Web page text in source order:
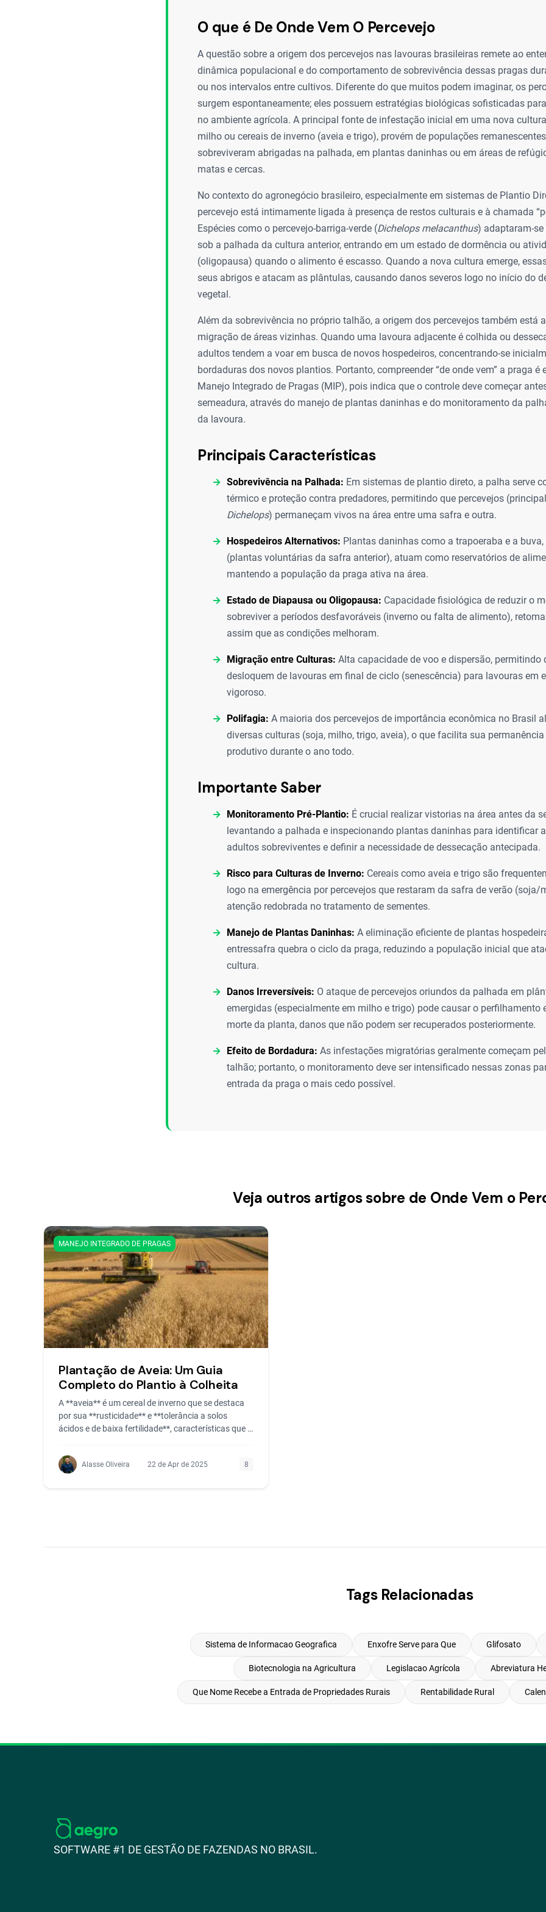
O que é De Onde Vem O Percevejo
A questão sobre a origem dos percevejos nas lavouras brasileiras remete ao
dinâmica populacional e do comportamento de sobrevivência dessas pragas
ou nos intervalos entre cultivos. Diferente do que muitos podem imaginar, os
surgem espontaneamente; eles possuem estratégias biológicas sofisticadas
no ambiente agrícola. A principal fonte de infestação inicial em uma nova
milho ou cereais de inverno (aveia e trigo), provém de populações
sobreviveram abrigadas na palhada, em plantas daninhas ou em áreas de
matas e cercas.
No contexto do agronegócio brasileiro, especialmente em sistemas de Plantio
percevejo está intimamente ligada à presença de restos culturais e à chamada
Espécies como o percevejo-barriga-verde (Dichelops melacanthus) adaptaram-
sob a palhada da cultura anterior, entrando em um estado de dormência ou
(oligopausa) quando o alimento é escasso. Quando a nova cultura emerge,
seus abrigos e atacam as plântulas, causando danos severos logo no início do
vegetal.
Além da sobrevivência no próprio talhão, a origem dos percevejos também está
migração de áreas vizinhas. Quando uma lavoura adjacente é colhida ou
adultos tendem a voar em busca de novos hospedeiros, concentrando-se
bordaduras dos novos plantios. Portanto, compreender “de onde vem” a praga é
Manejo Integrado de Pragas (MIP), pois indica que o controle deve começar
semeadura, através do manejo de plantas daninhas e do monitoramento da
da lavoura.
Principais Características
Sobrevivência na Palhada: Em sistemas de plantio direto, a palha serve
térmico e proteção contra predadores, permitindo que percevejos
Dichelops) permaneçam vivos na área entre uma safra e outra.
Hospedeiros Alternativos: Plantas daninhas como a trapoeraba e a
(plantas voluntárias da safra anterior), atuam como reservatórios de
mantendo a população da praga ativa na área.
Estado de Diapausa ou Oligopausa: Capacidade fisiológica de reduzir o
sobreviver a períodos desfavoráveis (inverno ou falta de alimento),
assim que as condições melhoram.
Migração entre Culturas: Alta capacidade de voo e dispersão, permitindo
desloquem de lavouras em final de ciclo (senescência) para lavouras em
vigoroso.
Polifagia: A maioria dos percevejos de importância econômica no Brasil
diversas culturas (soja, milho, trigo, aveia), o que facilita sua
produtivo durante o ano todo.
Importante Saber
Monitoramento Pré-Plantio: É crucial realizar vistorias na área antes da
levantando a palhada e inspecionando plantas daninhas para identificar
adultos sobreviventes e definir a necessidade de dessecação antecipada.
Risco para Culturas de Inverno: Cereais como aveia e trigo são
logo na emergência por percevejos que restaram da safra de verão (soja/
atenção redobrada no tratamento de sementes.
Manejo de Plantas Daninhas: A eliminação eficiente de plantas
entressafra quebra o ciclo da praga, reduzindo a população inicial que
cultura.
Danos Irreversíveis: O ataque de percevejos oriundos da palhada em
emergidas (especialmente em milho e trigo) pode causar o perfilhamento
morte da planta, danos que não podem ser recuperados posteriormente.
Efeito de Bordadura: As infestações migratórias geralmente começam
talhão; portanto, o monitoramento deve ser intensificado nessas zonas
entrada da praga o mais cedo possível.
Veja outros artigos sobre de Onde Vem o
MANEJO INTEGRADO DE PRAGAS
Plantação de Aveia: Um Guia
Completo do Plantio à Colheita
A **aveia** é um cereal de inverno que se destaca
por sua **rusticidade** e **tolerância a solos
ácidos e de baixa fertilidade**, características que a
Alasse Oliveira 22 de Apr de 2025 8
Tags Relacionadas
Sistema de Informacao Geografica Enxofre Serve para Que Glifosato
Biotecnologia na Agricultura Legislacao Agrícola Abreviatura
Que Nome Recebe a Entrada de Propriedades Rurais Rentabilidade Rural
SOFTWARE #1 DE GESTÃO DE FAZENDAS NO BRASIL.